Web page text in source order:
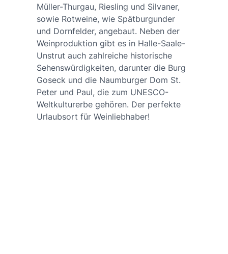
Müller-Thurgau, Riesling und Silvaner,
sowie Rotweine, wie Spätburgunder
und Dornfelder, angebaut. Neben der
Weinproduktion gibt es in Halle-Saale-
Unstrut auch zahlreiche historische
Sehenswürdigkeiten, darunter die Burg
Goseck und die Naumburger Dom St.
Peter und Paul, die zum UNESCO-
Weltkulturerbe gehören. Der perfekte
Urlaubsort für Weinliebhaber!